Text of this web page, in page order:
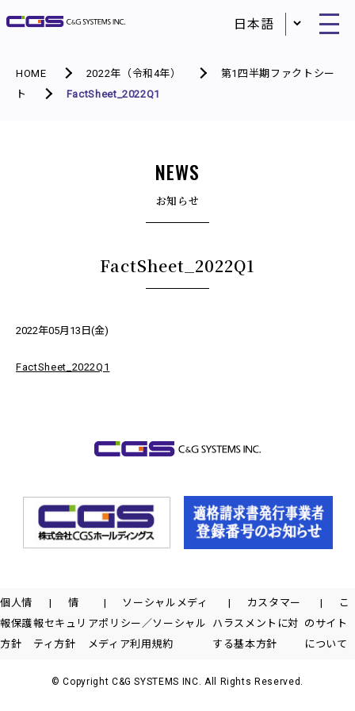
HOME 2022年（令和4年）
第1四半期ファクトシー
ト
FactSheet_2022Q1
NEWS
お知らせ
FactSheet_2022Q1
2022年05月13日(金)
FactSheet_2022Q1
個人情
報保護
方針
情
報セキュリ
ティ方針
ソーシャルメディ
アポリシー／ソーシャル
メディア利用規約
カスタマー
ハラスメントに対
する基本方針
こ
のサイト
について
© Copyright C&G SYSTEMS INC. All Rights Reserved.